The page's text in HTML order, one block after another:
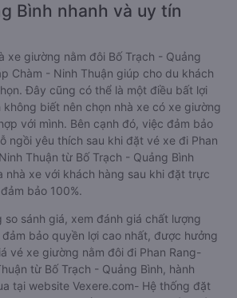
Bình nhanh và uy tín
xe giường nằm đôi Bố Trạch - Quảng
Chàm - Ninh Thuận giúp cho du khách
Đây cũng có thể là một điều bất lợi
không biết nên chọn nhà xe có xe giường
với mình. Bên cạnh đó, việc đảm bảo
ngồi yêu thích sau khi đặt vé xe đi Phan
Thuận từ Bố Trạch - Quảng Bình
nhà xe với khách hàng sau khi đặt trực
bảo 100%.
so sánh giá, xem đánh giá chất lượng
bảo quyền lợi cao nhất, được hưởng
vé xe giường nằm đôi đi Phan Rang-
từ Bố Trạch - Quảng Bình, hành
tại website Vexere.com- Hệ thống đặt